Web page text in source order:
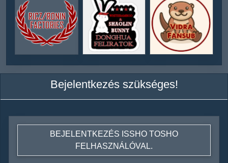
Bejelentkezés szükséges!
BEJELENTKEZÉS ISSHO TOSHO
FELHASZNÁLÓVAL.